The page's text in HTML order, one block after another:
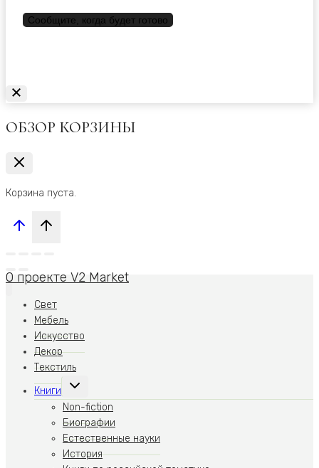
Сообщите, когда будет готово
ОБЗОР КОРЗИНЫ
Корзина пуста.
О проекте V2 Market
Свет
Мебель
Искусство
Декор
Текстиль
Книги
Переключить
меню
Non-fiction
Биографии
Естественные науки
История